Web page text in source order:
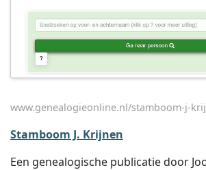
www.genealogieonline.nl/stamboom-j-
Stamboom J. Krijnen
Een genealogische publicatie door